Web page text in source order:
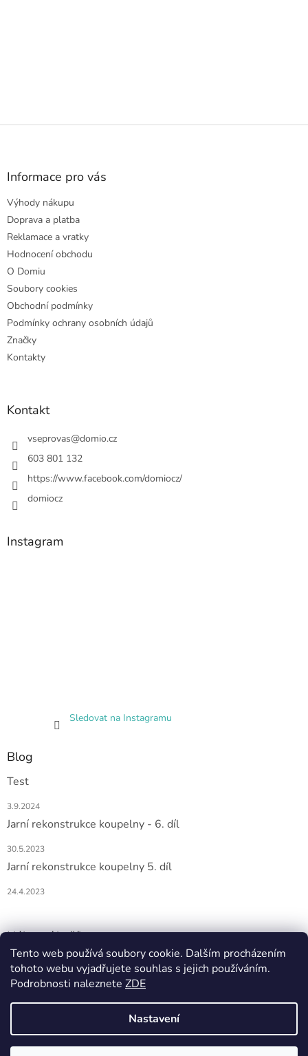
Tento web používá soubory cookie. Dalším procházením
tohoto webu vyjadřujete souhlas s jejich používáním.
Podrobnosti naleznete ZDE
Nastavení
Z
Informace pro vás
Výhody nákupu
Doprava a platba
Reklamace a vratky
Hodnocení obchodu
O Domiu
Soubory cookies
Obchodní podmínky
Podmínky ochrany osobních údajů
Značky
Kontakty
Kontakt
vseprovas@domio.cz
603 801 132
https://www.facebook.com/domiocz/
domiocz
Instagram
Sledovat na Instagramu
Blog
Test
3.9.2024
Jarní rekonstrukce koupelny - 6. díl
30.5.2023
Jarní rekonstrukce koupelny 5. díl
24.4.2023
Nákupní košík
0KS /0 KČ
Vytvořil Shoptet